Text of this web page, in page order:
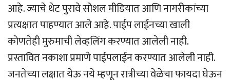
आहे. ज्याचे थेट पुरावे सोशल मीडियात आणि नागरीकांच्या
प्रत्यक्षात पाहण्यात आले आहे. पाईप लाईनच्या खाली
कोणतेही मुरुमाची लेव्हलिंग करण्यात आलेली नाही.
प्रस्तावित नकाशा प्रमाणे पाईपलाईन करण्यात आलेली नाही.
जनतेच्या लक्षात येऊ नये म्हणून रात्रीच्या वेळेचा फायदा घेऊन